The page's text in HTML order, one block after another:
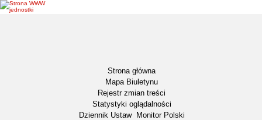
Strona główna
Mapa Biuletynu
Rejestr zmian treści
Statystyki oglądalności
Dziennik Ustaw
Monitor Polski